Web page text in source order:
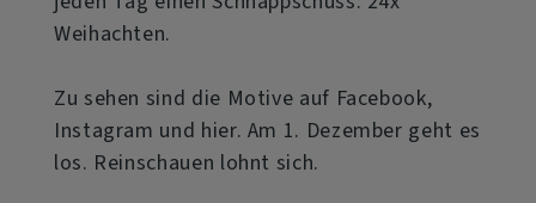
Weihachten.
Zu sehen sind die Motive auf Facebook,
Instagram und hier. Am 1. Dezember geht es
los. Reinschauen lohnt sich.